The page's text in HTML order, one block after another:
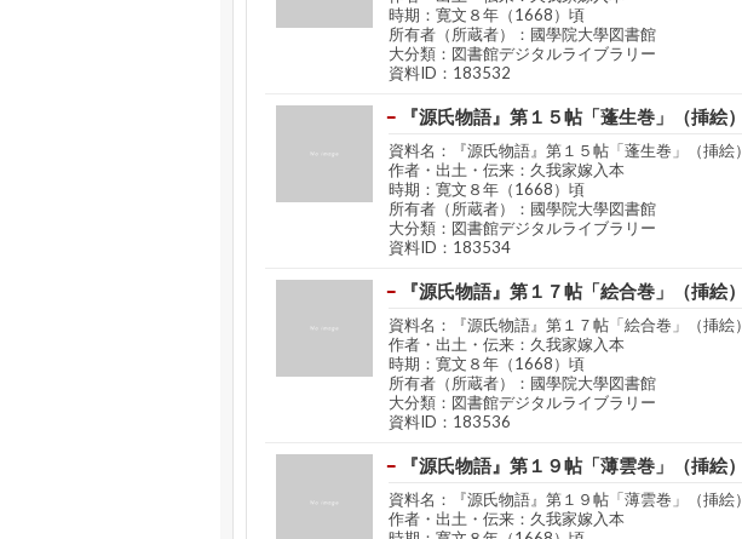
時期：寛文８年（1668）頃
所有者（所蔵者）：國學院大學図書館
大分類：図書館デジタルライブラリー
資料ID：183532
『源氏物語』第１５帖「蓬生巻」（挿絵）
資料名：『源氏物語』第１５帖「蓬生巻」（挿絵）
作者・出土・伝来：久我家嫁入本
時期：寛文８年（1668）頃
所有者（所蔵者）：國學院大學図書館
大分類：図書館デジタルライブラリー
資料ID：183534
『源氏物語』第１７帖「絵合巻」（挿絵）
資料名：『源氏物語』第１７帖「絵合巻」（挿絵）
作者・出土・伝来：久我家嫁入本
時期：寛文８年（1668）頃
所有者（所蔵者）：國學院大學図書館
大分類：図書館デジタルライブラリー
資料ID：183536
『源氏物語』第１９帖「薄雲巻」（挿絵）
資料名：『源氏物語』第１９帖「薄雲巻」（挿絵）
作者・出土・伝来：久我家嫁入本